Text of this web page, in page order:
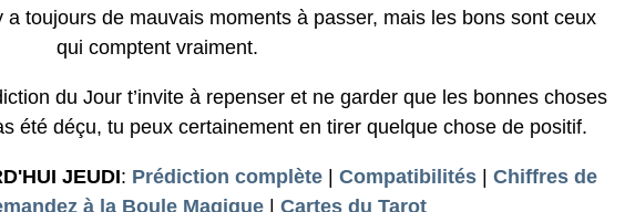
toujours de mauvais moments à passer, mais les bons sont ceux
qui comptent vraiment.
du Jour t’invite à repenser et ne garder que les bonnes choses
été déçu, tu peux certainement en tirer quelque chose de positif.
JEUDI: Prédiction complète| Compatibilités| Chiffres de
à la Boule Magique| Cartes du Tarot